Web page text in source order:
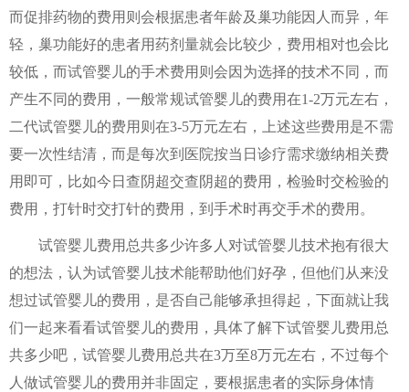
而促排药物的费用则会根据患者年龄及巢功能因人而异，年
轻，巢功能好的患者用药剂量就会比较少，费用相对也会比
较低，而试管婴儿的手术费用则会因为选择的技术不同，而
产生不同的费用，一般常规试管婴儿的费用在1-2万元左右，
二代试管婴儿的费用则在3-5万元左右，上述这些费用是不需
要一次性结清，而是每次到医院按当日诊疗需求缴纳相关费
用即可，比如今日查阴超交查阴超的费用，检验时交检验的
费用，打针时交打针的费用，到手术时再交手术的费用。
试管婴儿费用总共多少许多人对试管婴儿技术抱有很大
的想法，认为试管婴儿技术能帮助他们好孕，但他们从来没
想过试管婴儿的费用，是否自己能够承担得起，下面就让我
们一起来看看试管婴儿的费用，具体了解下试管婴儿费用总
共多少吧，试管婴儿费用总共在3万至8万元左右，不过每个
人做试管婴儿的费用并非固定，要根据患者的实际身体情